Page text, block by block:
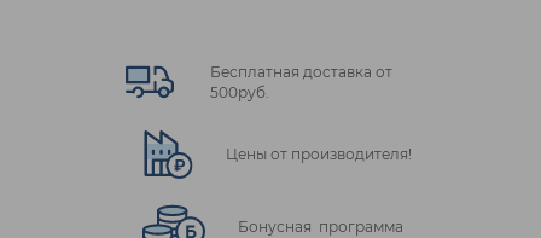
Бесплатная доставка от
500руб.
Цены от производителя!
Бонусная программа